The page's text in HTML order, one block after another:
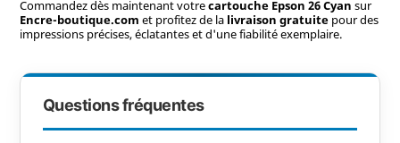
Commandez dès maintenant votrecartouche Epson 26 Cyan sur
Encre-boutique.com et profitez de la livraison gratuitepour des
impressions précises, éclatantes et d'une fiabilité exemplaire.
Questions fréquentes